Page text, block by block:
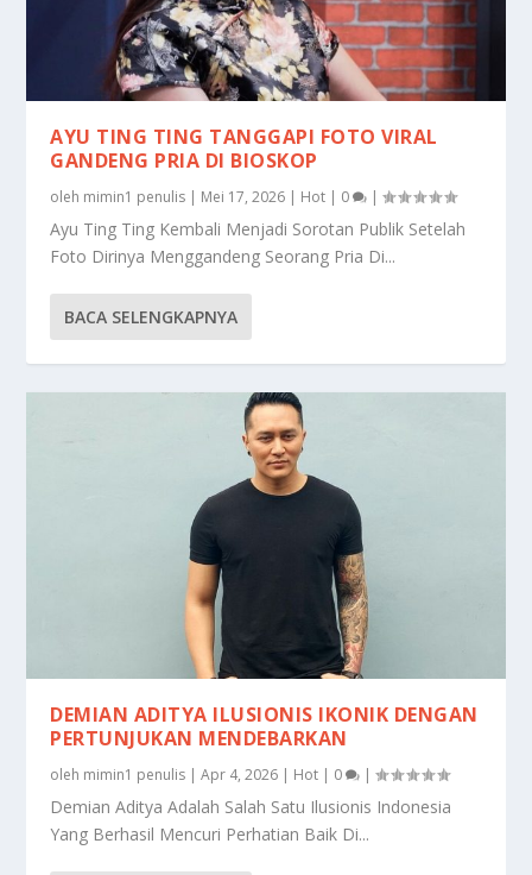
AYU TING TING TANGGAPI FOTO VIRAL
GANDENG PRIA DI BIOSKOP
oleh mimin1 penulis | Mei 17, 2026 | Hot | 0 |
Ayu Ting Ting Kembali Menjadi Sorotan Publik Setelah
Foto Dirinya Menggandeng Seorang Pria Di...
BACA SELENGKAPNYA
DEMIAN ADITYA ILUSIONIS IKONIK DENGAN
PERTUNJUKAN MENDEBARKAN
oleh mimin1 penulis |Apr 4, 2026 | Hot | 0 |
Demian Aditya Adalah Salah Satu Ilusionis Indonesia
Yang Berhasil Mencuri Perhatian Baik Di...